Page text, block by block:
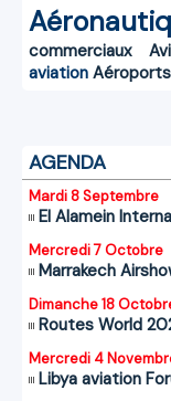
commerciaux
aviation Aéroports
AGENDA
Mardi 8 Septembre
El Alamein
Mercredi 7 Octobre
Marrakech
Dimanche 18
Routes World
Mercredi 4
Libya aviation